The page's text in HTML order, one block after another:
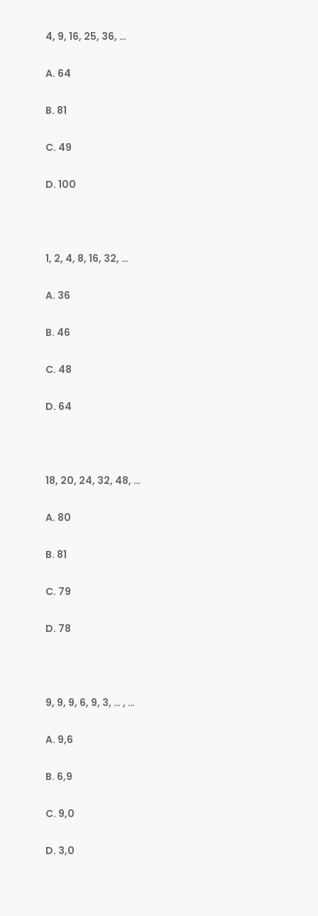
4, 9, 16, 25, 36, …
A. 64
B. 81
C. 49
D. 100
1, 2, 4, 8, 16, 32, …
A. 36
B. 46
C. 48
D. 64
18, 20, 24, 32, 48, …
A. 80
B. 81
C. 79
D. 78
9, 9, 9, 6, 9, 3, … , …
A. 9,6
B. 6,9
C. 9,0
D. 3,0